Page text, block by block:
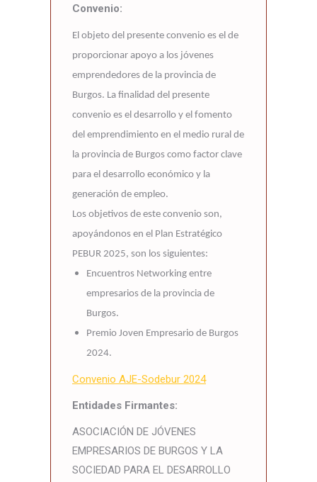
Convenio:
El objeto del presente convenio es el de
proporcionar apoyo a los jóvenes
emprendedores de la provincia de
Burgos. La finalidad del presente
convenio es el desarrollo y el fomento
del emprendimiento en el medio rural de
la provincia de Burgos como factor clave
para el desarrollo económico y la
generación de empleo.
Los objetivos de este convenio son,
apoyándonos en el Plan Estratégico
PEBUR 2025, son los siguientes:
Encuentros Networking entre
empresarios de la provincia de
Burgos.
Premio Joven Empresario de Burgos
2024.
Convenio AJE-Sodebur 2024
Entidades Firmantes:
ASOCIACIÓN DE JÓVENES
EMPRESARIOS DE BURGOS Y LA
SOCIEDAD PARA EL DESARROLLO